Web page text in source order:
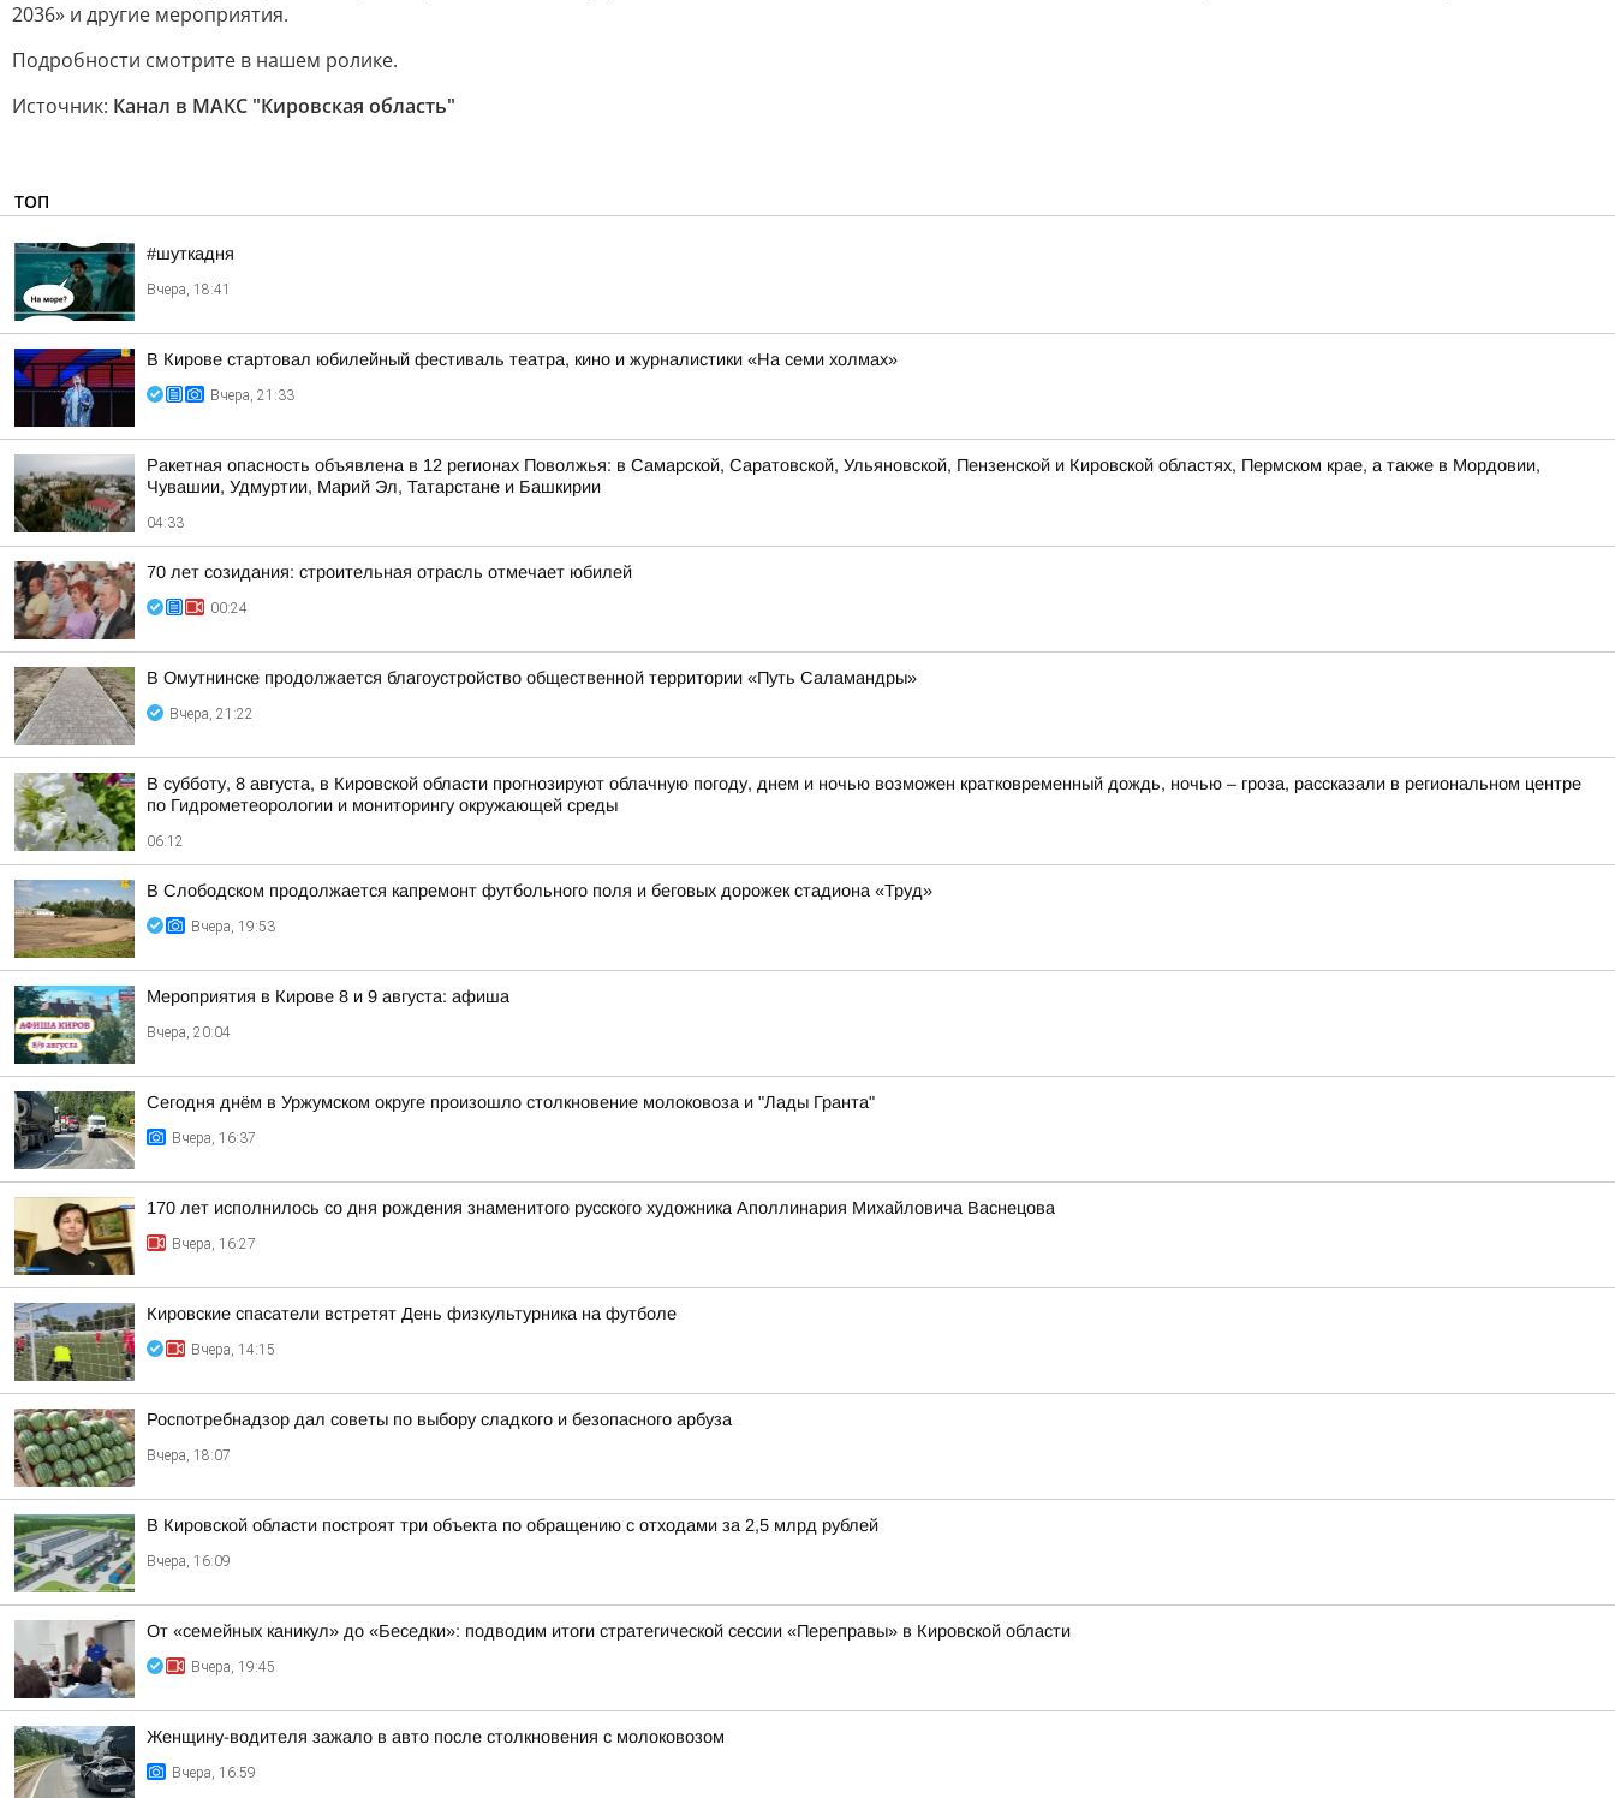
2036» и другие мероприятия.
Подробности смотрите в нашем ролике.
Источник: Канал в МАКС "Кировская область"
ТОП
#шуткадня
Вчера, 18:41
В Кирове стартовал юбилейный фестиваль театра, кино и журналистики «На семи холмах»
Вчера, 21:33
Ракетная опасность объявлена в 12 регионах Поволжья: в Самарской, Саратовской, Ульяновской, Пензенской и Кировской областях, Пермском крае, а также в Мордовии,
Чувашии, Удмуртии, Марий Эл, Татарстане и Башкирии
04:33
70 лет созидания: строительная отрасль отмечает юбилей
00:24
В Омутнинске продолжается благоустройство общественной территории «Путь Саламандры»
Вчера, 21:22
В субботу, 8 августа, в Кировской области прогнозируют облачную погоду, днем и ночью возможен кратковременный дождь, ночью – гроза, рассказали в региональном центре
по Гидрометеорологии и мониторингу окружающей среды
06:12
В Слободском продолжается капремонт футбольного поля и беговых дорожек стадиона «Труд»
Вчера, 19:53
Мероприятия в Кирове 8 и 9 августа: афиша
Вчера, 20:04
Сегодня днём в Уржумском округе произошло столкновение молоковоза и "Лады Гранта"
Вчера, 16:37
170 лет исполнилось со дня рождения знаменитого русского художника Аполлинария Михайловича Васнецова
Вчера, 16:27
Кировские спасатели встретят День физкультурника на футболе
Вчера, 14:15
Роспотребнадзор дал советы по выбору сладкого и безопасного арбуза
Вчера, 18:07
В Кировской области построят три объекта по обращению с отходами за 2,5 млрд рублей
Вчера, 16:09
От «семейных каникул» до «Беседки»: подводим итоги стратегической сессии «Переправы» в Кировской области
Вчера, 19:45
Женщину-водителя зажало в авто после столкновения с молоковозом
Вчера, 16:59